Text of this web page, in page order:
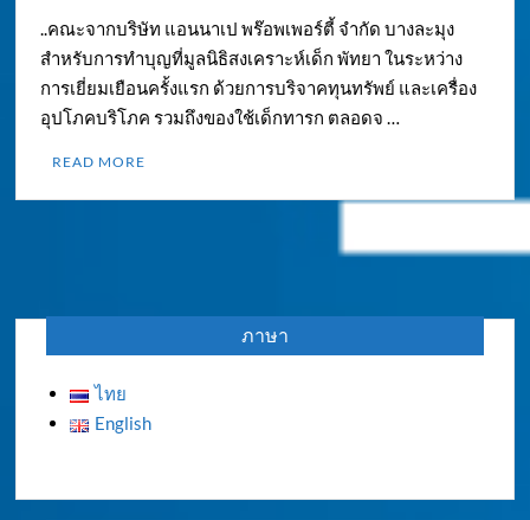
..คณะจากบริษัท แอนนาเป พร๊อพเพอร์ตี้ จำกัด บางละมุง
สำหรับการทำบุญที่มูลนิธิสงเคราะห์เด็ก พัทยา ในระหว่าง
การเยี่ยมเยือนครั้งแรก ด้วยการบริจาคทุนทรัพย์ และเครื่อง
อุปโภคบริโภค รวมถึงของใช้เด็กทารก ตลอดจ …
READ MORE
ภาษา
ไทย
English